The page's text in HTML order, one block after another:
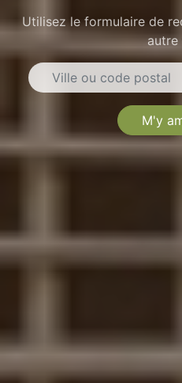
Utilisez le formulaire de
autre
M'y